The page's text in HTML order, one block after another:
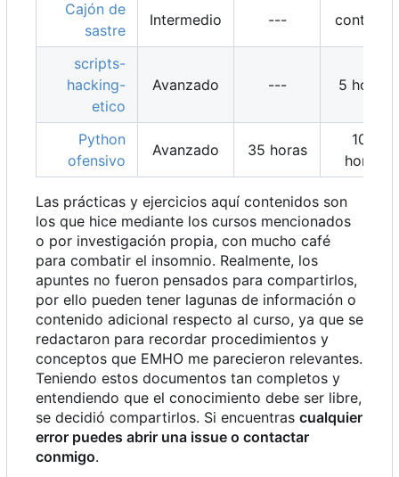
Cajón de
sastre
Intermedio --- continua
scripts-
hacking-
etico
Avanzado --- 5 horas
Python
ofensivo
Avanzado 35 horas
100
horas
Las prácticas y ejercicios aquí contenidos son
los que hice mediante los cursos mencionados
o por investigación propia, con mucho café
para combatir el insomnio. Realmente, los
apuntes no fueron pensados para compartirlos,
por ello pueden tener lagunas de información o
contenido adicional respecto al curso, ya que se
redactaron para recordar procedimientos y
conceptos que EMHO me parecieron relevantes.
Teniendo estos documentos tan completos y
entendiendo que el conocimiento debe ser libre,
se decidió compartirlos. Si encuentras cualquier
error puedes abrir una issue o contactar
conmigo.